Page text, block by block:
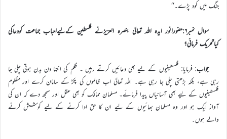
جنگ میں کود پڑے۔‘‘
سوال نمبر۶:حضورانور ایدہ اللہ تعالیٰ بنصرہ العزیزنے فلسطین کےلیےاحباب جماعت کودعاکی
کیاتحریک فرمائی؟
جواب: فرمایا: فلسطینیوں کے لیے بھی دعائیں کرتے رہیں ۔ ظلم کی انتہا دن بدن ہوتی چلی جا
رہی ہے، بلکہ بڑھتی چلی جا رہی ہے۔ اللہ تعالیٰ اب ظالموں کی پکڑ کے سامان کرے اور مظلوم
فلسطینیوں کے لیے بھی آسانیاں پیدا فرمائے۔ مسلمان ممالک کو بھی عقل اور سمجھ دے کہ ان کی
آواز ایک ہو اور وہ مسلمان بھائیوں کے لیے ان کا حق ادا کرنے کے لیے کوشش کرنے
والے ہوں۔